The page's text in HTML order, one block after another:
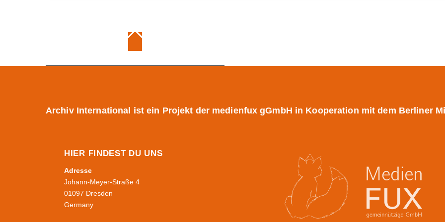
Archiv International ist ein Projekt der medienfux gGmbH in Kooperation mit dem Berliner
HIER FINDEST DU UNS
Adresse
Johann-Meyer-Straße 4
01097 Dresden
Germany